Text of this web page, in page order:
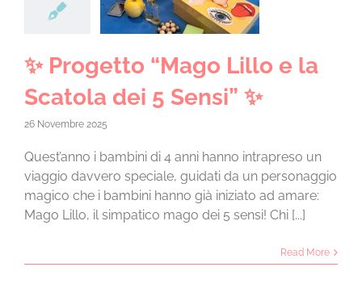
✨
✨ Progetto “Mago Lillo e la
Scatola dei 5 Sensi” ✨
26 Novembre 2025
Quest’anno i bambini di 4 anni hanno intrapreso un
viaggio davvero speciale, guidati da un personaggio
magico che i bambini hanno già iniziato ad amare:
Mago Lillo, il simpatico mago dei 5 sensi! Chi [...]
Read More